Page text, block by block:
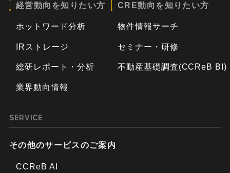
経営動向を知りたい方
ホットワード分析
IRストレージ
総研レポート・分析
業界動向情報
CRE動向を知りたい方
物件情報サーチ
セミナー・研修
不動産基礎調査(CCReB BI)
SERVICE
その他のサービスのご案内
CCReB AI